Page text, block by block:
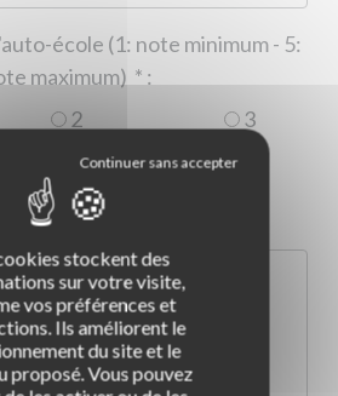
école (1: note minimum - 5:
* :
2
3
5
stockent des
sur votre visite,
vos préférences et
Ils améliorent le
du site et le
proposé. Vous pouvez